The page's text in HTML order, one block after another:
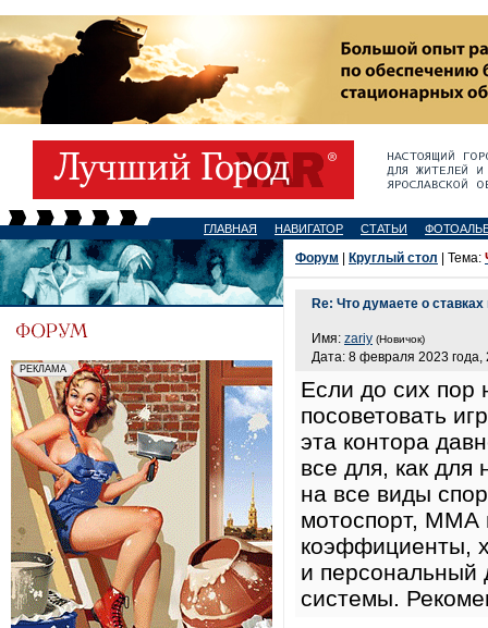
ГЛАВНАЯ НАВИГАТОР СТАТЬИ
Форум Круглый стол | Тема:
Re: Что думаете о ставках
Имя: zariy (Новичок)
Дата: 8 февраля 2023 года,
Если до сих пор
посоветовать
эта контора
все для, как
на все виды
мотоспорт, ММА
коэффициенты,
и персональный
системы.